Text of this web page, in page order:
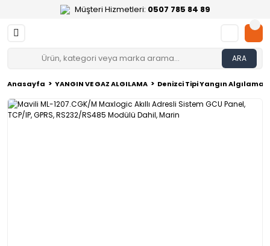
Müşteri Hizmetleri: 0507 785 84 89
ARA
Anasayfa YANGIN VE GAZ ALGILAMA Denizci Tipi Yangın Algılama